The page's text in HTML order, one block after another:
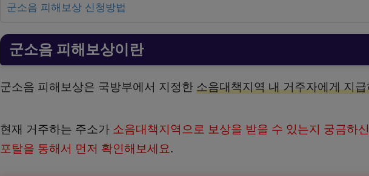
군소음 피해보상 신청방법
군소음 피해보상이란
군소음 피해보상은 국방부에서 지정한 소음대책지역 내 거주자에게 지
현재 거주하는 주소가 소음대책지역으로 보상을 받을 수 있는지 궁금하
포탈을 통해서 먼저 확인해보세요.